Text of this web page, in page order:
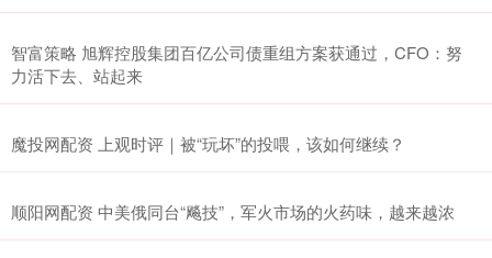
智富策略 旭辉控股集团百亿公司债重组方案获通过，CFO：努
力活下去、站起来
魔投网配资 上观时评｜被“玩坏”的投喂，该如何继续？
顺阳网配资 中美俄同台“飚技”，军火市场的火药味，越来越浓